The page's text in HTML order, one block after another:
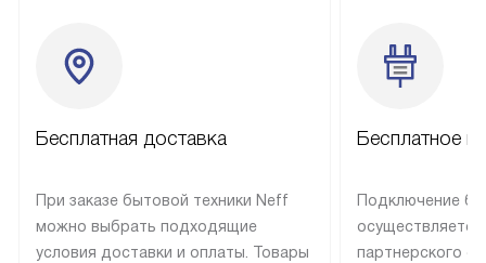
Бесплатная доставка
При заказе бытовой техники Neff
можно выбрать подходящие
условия доставки и оплаты. Товары
Бесплатное
Подключение
партнерского